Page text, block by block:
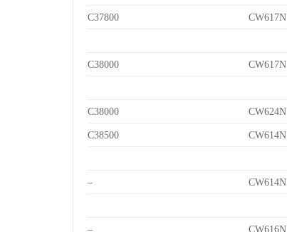
C37800 CW617N
C38000 CW617N
C38000 CW624N
C38500 CW614N
– CW614N
– CW616N